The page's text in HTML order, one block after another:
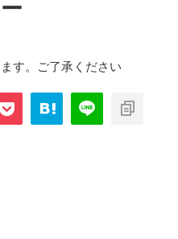
す。ご了承ください
blog/wp-
sns-count-